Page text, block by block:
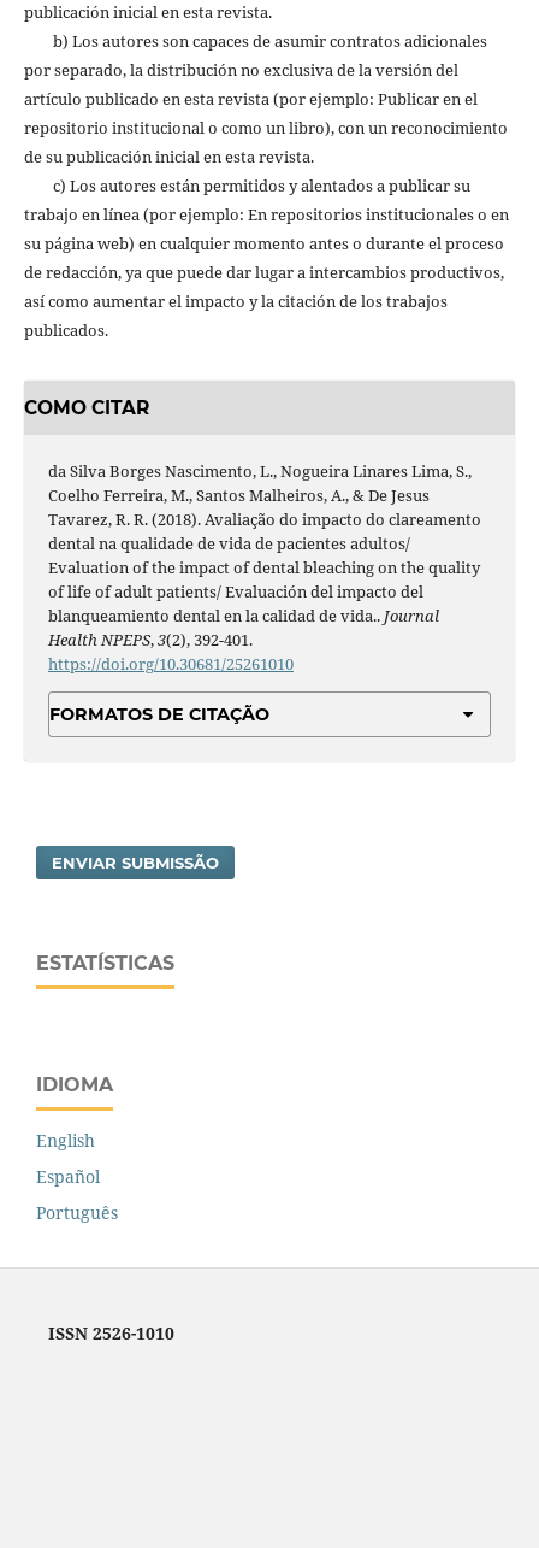
publicación inicial en esta revista.
b) Los autores son capaces de asumir contratos adicionales
por separado, la distribución no exclusiva de la versión del
artículo publicado en esta revista (por ejemplo: Publicar en el
repositorio institucional o como un libro), con un reconocimiento
de su publicación inicial en esta revista.
c) Los autores están permitidos y alentados a publicar su
trabajo en línea (por ejemplo: En repositorios institucionales o en
su página web) en cualquier momento antes o durante el proceso
de redacción, ya que puede dar lugar a intercambios productivos,
así como aumentar el impacto y la citación de los trabajos
publicados.
COMO CITAR
da Silva Borges Nascimento, L., Nogueira Linares Lima, S.,
Coelho Ferreira, M., Santos Malheiros, A., & De Jesus
Tavarez, R. R. (2018). Avaliação do impacto do clareamento
dental na qualidade de vida de pacientes adultos/
Evaluation of the impact of dental bleaching on the quality
of life of adult patients/ Evaluación del impacto del
blanqueamiento dental en la calidad de vida.. Journal
Health NPEPS,3(2), 392-401.
https://doi.org/10.30681/25261010
FORMATOS DE CITAÇÃO
ENVIAR SUBMISSÃO
ESTATÍSTICAS
IDIOMA
English
Español
Português
ISSN 2526-1010